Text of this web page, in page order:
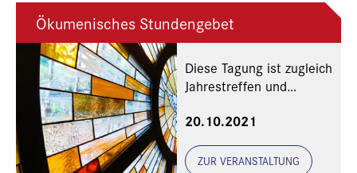
Ökumenisches Stundengebet
Diese Tagung ist zugleich
Jahrestreffen und
des Netzwerks
„Ökumenisches
Stundengebet e. V.“
20.10.2021
ZUR VERANSTALTUNG